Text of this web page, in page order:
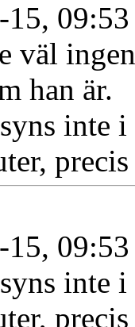
09:53
väl
han är.
inte
09:53
inte